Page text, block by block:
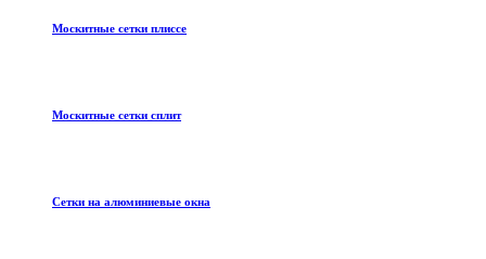
Москитные сетки плиссе
Москитные сетки сплит
Сетки на алюминиевые окна